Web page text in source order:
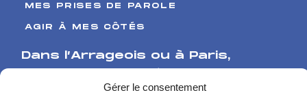
Gérer le consentement
MES PRISES DE PAROLE
AGIR À MES CÔTÉS
Dans l’Arrageois ou à Paris,
Venez me rencontrer